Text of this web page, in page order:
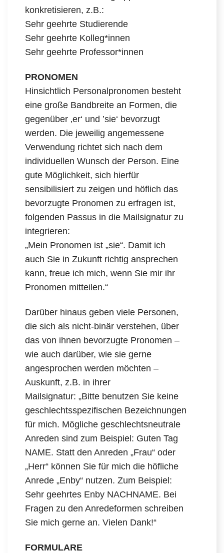
konkretisieren, z.B.:
Sehr geehrte Studierende
Sehr geehrte Kolleg*innen
Sehr geehrte Professor*innen
PRONOMEN
Hinsichtlich Personalpronomen besteht
eine große Bandbreite an Formen, die
gegenüber ‚er‘ und ’sie‘ bevorzugt
werden. Die jeweilig angemessene
Verwendung richtet sich nach dem
individuellen Wunsch der Person. Eine
gute Möglichkeit, sich hierfür
sensibilisiert zu zeigen und höflich das
bevorzugte Pronomen zu erfragen ist,
folgenden Passus in die Mailsignatur zu
integrieren:
„Mein Pronomen ist „sie“. Damit ich
auch Sie in Zukunft richtig ansprechen
kann, freue ich mich, wenn Sie mir ihr
Pronomen mitteilen.“
Darüber hinaus geben viele Personen,
die sich als nicht-binär verstehen, über
das von ihnen bevorzugte Pronomen –
wie auch darüber, wie sie gerne
angesprochen werden möchten –
Auskunft, z.B. in ihrer
Mailsignatur: „Bitte benutzen Sie keine
geschlechtsspezifischen Bezeichnungen
für mich. Mögliche geschlechtsneutrale
Anreden sind zum Beispiel: Guten Tag
NAME. Statt den Anreden „Frau“ oder
„Herr“ können Sie für mich die höfliche
Anrede „Enby“ nutzen. Zum Beispiel:
Sehr geehrtes Enby NACHNAME. Bei
Fragen zu den Anredeformen schreiben
Sie mich gerne an. Vielen Dank!“
FORMULARE